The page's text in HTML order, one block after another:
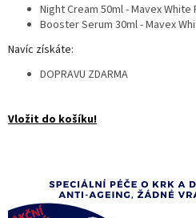
Night Cream 50ml - Mavex
Booster Serum 30ml - Mavex
Navíc získáte:
DOPRAVU ZDARMA
Vložit do košíku!